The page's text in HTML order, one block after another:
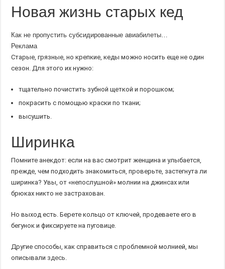
Новая жизнь старых кед
Как не пропустить субсидированные авиабилеты…
Реклама
Старые, грязные, но крепкие, кеды можно носить еще не один
сезон. Для этого их нужно:
тщательно почистить зубной щеткой и порошком;
покрасить с помощью краски по ткани;
высушить.
Ширинка
Помните анекдот: если на вас смотрит женщина и улыбается,
прежде, чем подходить знакомиться, проверьте, застегнута ли
ширинка? Увы, от «непослушной» молнии на джинсах или
брюках никто не застрахован.
Но выход есть. Берете кольцо от ключей, продеваете его в
бегунок и фиксируете на пуговице.
Другие способы, как справиться с проблемной молнией, мы
описывали здесь.